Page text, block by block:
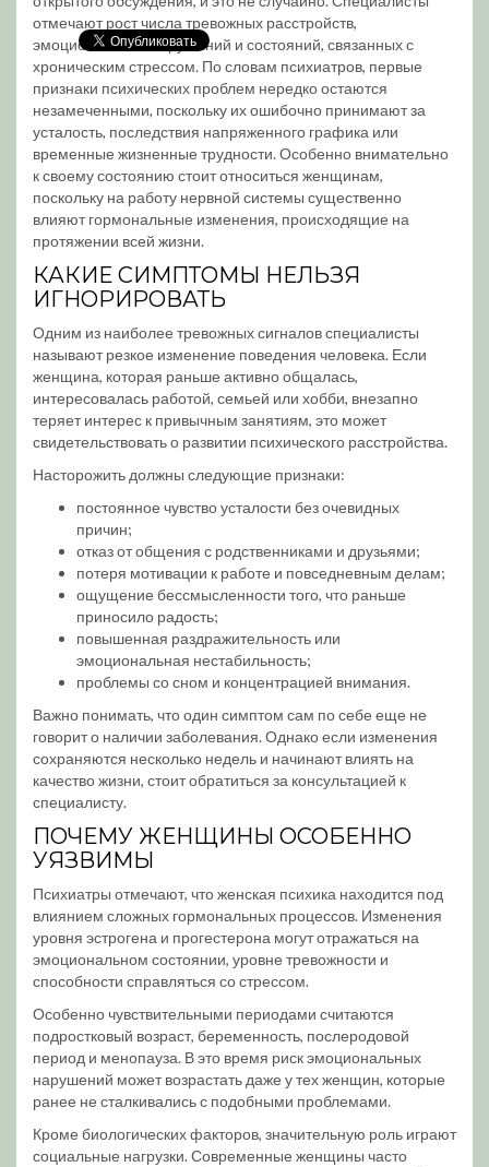
отмечают рост числа тревожных расстройств,
эмоциональных нарушений и состояний, связанных с
хроническим стрессом. По словам психиатров, первые
признаки психических проблем нередко остаются
незамеченными, поскольку их ошибочно принимают за
усталость, последствия напряженного графика или
временные жизненные трудности. Особенно внимательно
к своему состоянию стоит относиться женщинам,
поскольку на работу нервной системы существенно
влияют гормональные изменения, происходящие на
протяжении всей жизни.
КАКИЕ СИМПТОМЫ НЕЛЬЗЯ
ИГНОРИРОВАТЬ
Одним из наиболее тревожных сигналов специалисты
называют резкое изменение поведения человека. Если
женщина, которая раньше активно общалась,
интересовалась работой, семьей или хобби, внезапно
теряет интерес к привычным занятиям, это может
свидетельствовать о развитии психического расстройства.
Насторожить должны следующие признаки:
постоянное чувство усталости без очевидных
причин;
отказ от общения с родственниками и друзьями;
потеря мотивации к работе и повседневным делам;
ощущение бессмысленности того, что раньше
приносило радость;
повышенная раздражительность или
эмоциональная нестабильность;
проблемы со сном и концентрацией внимания.
Важно понимать, что один симптом сам по себе еще не
говорит о наличии заболевания. Однако если изменения
сохраняются несколько недель и начинают влиять на
качество жизни, стоит обратиться за консультацией к
специалисту.
ПОЧЕМУ ЖЕНЩИНЫ ОСОБЕННО
УЯЗВИМЫ
Психиатры отмечают, что женская психика находится под
влиянием сложных гормональных процессов. Изменения
уровня эстрогена и прогестерона могут отражаться на
эмоциональном состоянии, уровне тревожности и
способности справляться со стрессом.
Особенно чувствительными периодами считаются
подростковый возраст, беременность, послеродовой
период и менопауза. В это время риск эмоциональных
нарушений может возрастать даже у тех женщин, которые
ранее не сталкивались с подобными проблемами.
Кроме биологических факторов, значительную роль играют
социальные нагрузки. Современные женщины часто